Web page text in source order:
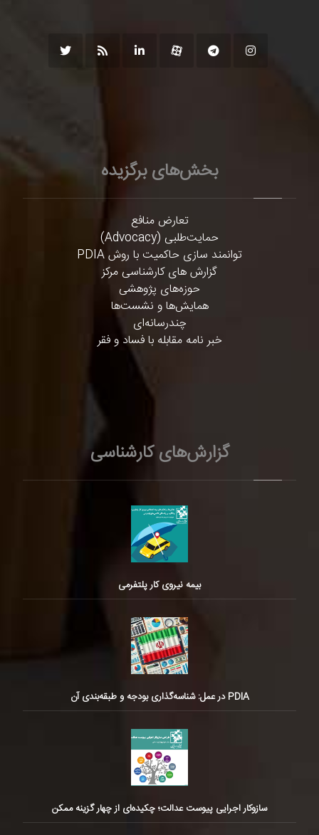
بخش‌های برگزیده
تعارض منافع
حمایت‌طلبی (Advocacy)
توانمند سازی حاکمیت با روش PDIA
گزارش های کارشناسی مرکز
حوزه‌های پژوهشی
همایش‌ها و نشست‌ها
چندرسانه‌ای
خبر نامه مقابله با فساد و فقر
گزارش‌های کارشناسی
بیمه نیروی کار پلتفرمی
PDIA در عمل: شناسه‌گذاری بودجه و طبقه‌بندی آن
سازوکار اجرایی پیوست عدالت؛ چکیده‌ای از چهار گزینه ممکن